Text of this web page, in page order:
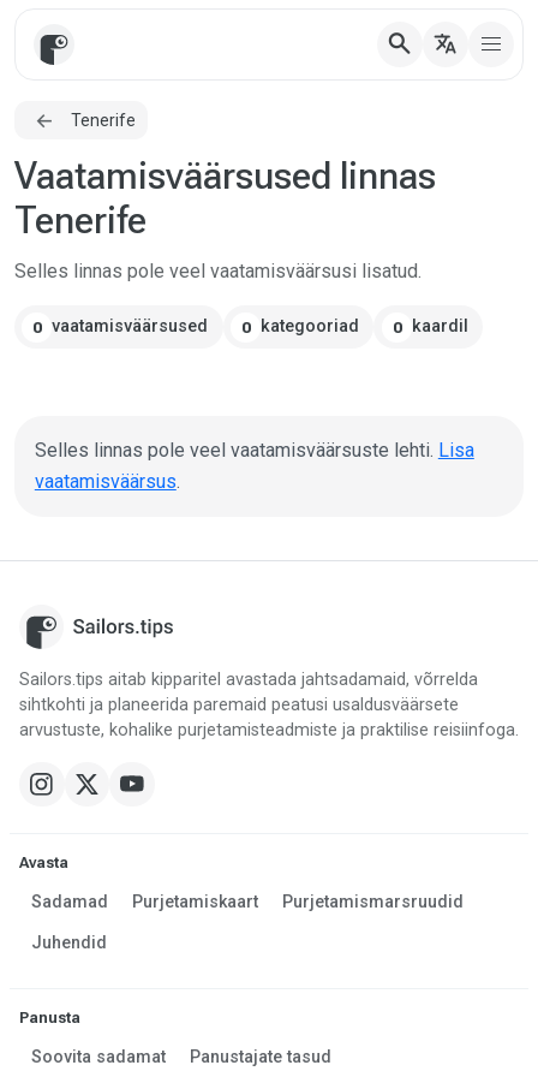
search translate
Tenerife
Vaatamisväärsused linnas
Tenerife
Selles linnas pole veel vaatamisväärsusi lisatud.
0 vaatamisväärsused 0 kategooriad 0 kaardil
Selles linnas pole veel vaatamisväärsuste lehti. Lisa
vaatamisväärsus.
Sailors.tips aitab kipparitel avastada jahtsadamaid, võrrelda
sihtkohti ja planeerida paremaid peatusi usaldusväärsete
arvustuste, kohalike purjetamisteadmiste ja praktilise reisiinfoga.
Avasta
Sadamad Purjetamiskaart Purjetamismarsruudid
Juhendid
Panusta
Soovita sadamat Panustajate tasud